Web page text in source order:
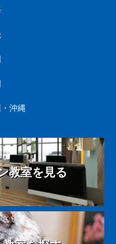
沖縄
教室を見る